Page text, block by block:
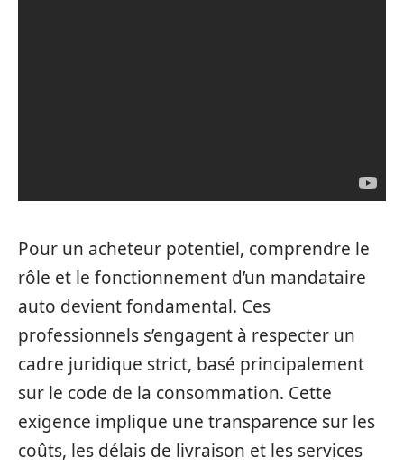
Pour un acheteur potentiel, comprendre le
rôle et le fonctionnement d’un mandataire
auto devient fondamental. Ces
professionnels s’engagent à respecter un
cadre juridique strict, basé principalement
sur le code de la consommation. Cette
exigence implique une transparence sur les
coûts, les délais de livraison et les services